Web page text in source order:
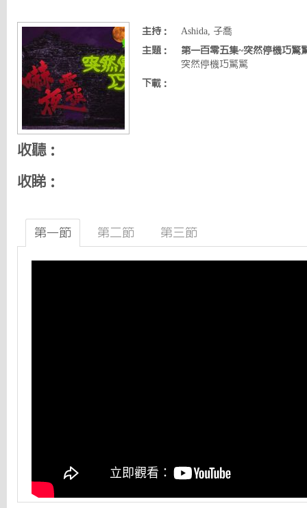
主持：
Ashida, 子喬
主題：
第一百零五集~突然停機巧驚
突然停機巧驚驚
下載：
收聽：
收睇：
第一節 第二節 第三節